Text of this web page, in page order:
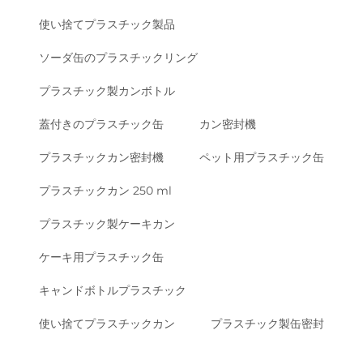
使い捨てプラスチック製品
ソーダ缶のプラスチックリング
プラスチック製カンボトル
蓋付きのプラスチック缶 カン密封機
プラスチックカン密封機 ペット用プラスチック缶
プラスチックカン 250 ml
プラスチック製ケーキカン
ケーキ用プラスチック缶
キャンドボトルプラスチック
使い捨てプラスチックカン プラスチック製缶密封